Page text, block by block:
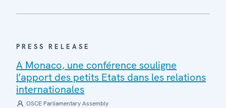
PRESS RELEASE
A Monaco, une conférence souligne
l’apport des petits Etats dans les relations
internationales
OSCE Parliamentary Assembly